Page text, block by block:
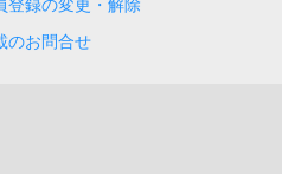
登録の変更・解除
のお問合せ